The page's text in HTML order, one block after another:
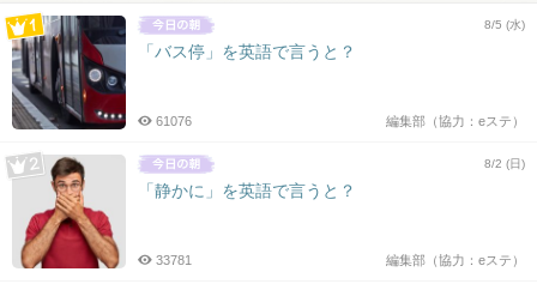
8/5 (水)
「バス停」を英語で言うと？
編集部（協力：eステ）
61076
8/2 (日)
「静かに」を英語で言うと？
編集部（協力：eステ）
33781